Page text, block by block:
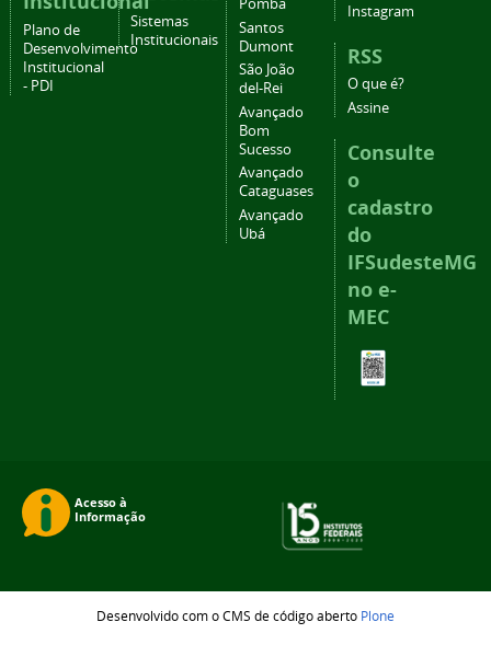
Plano de
Desenvolvimento
Institucional
- PDI
Sistemas
Institucionais
Pomba
Santos
Dumont
São João
del-Rei
Avançado
Bom
Sucesso
Avançado
Cataguases
Avançado
Ubá
Instagram
RSS
O que é?
Assine
Consulte
o
cadastro
do
IFSudesteMG
no e-
MEC
Desenvolvido com o CMS de código aberto Plone